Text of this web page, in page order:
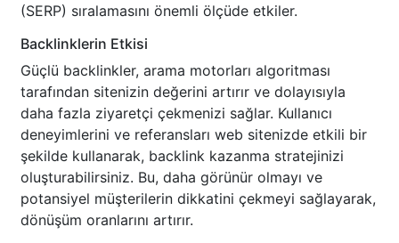
(SERP) sıralamasını önemli ölçüde etkiler.
Backlinklerin Etkisi
Güçlü backlinkler, arama motorları algoritması
tarafından sitenizin değerini artırır ve dolayısıyla
daha fazla ziyaretçi çekmenizi sağlar. Kullanıcı
deneyimlerini ve referansları web sitenizde etkili bir
şekilde kullanarak, backlink kazanma stratejinizi
oluşturabilirsiniz. Bu, daha görünür olmayı ve
potansiyel müşterilerin dikkatini çekmeyi sağlayarak,
dönüşüm oranlarını artırır.